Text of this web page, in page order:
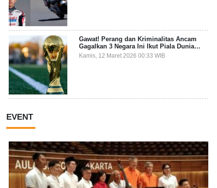
Gawat! Perang dan Kriminalitas Ancam
Gagalkan 3 Negara Ini Ikut Piala Dunia
2026
Kamis, 12 Maret 2026 00:33 WIB
EVENT